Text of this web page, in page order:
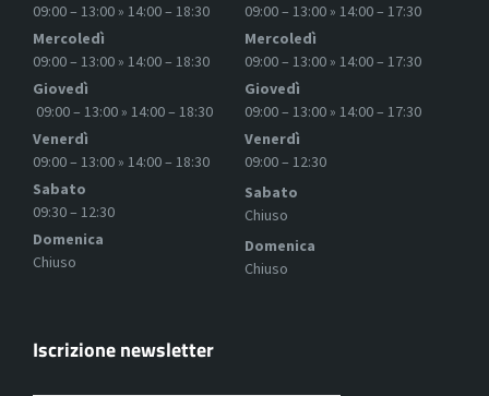
09:00 – 13:00 » 14:00 – 18:30
Mercoledì
09:00 – 13:00 » 14:00 – 18:30
Giovedì
09:00 – 13:00 » 14:00 – 18:30
Venerdì
09:00 – 13:00 » 14:00 – 18:30
Sabato
09:30 – 12:30
Domenica
Chiuso
09:00 – 13:00 » 14:00 – 17:30
Mercoledì
09:00 – 13:00 » 14:00 – 17:30
Giovedì
09:00 – 13:00 » 14:00 – 17:30
Venerdì
09:00 – 12:30
Sabato
Chiuso
Domenica
Chiuso
Iscrizione newsletter